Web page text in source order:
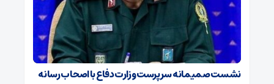
نشست صمیمانه سرپرست وزارت دفاع با اصحاب رسانه